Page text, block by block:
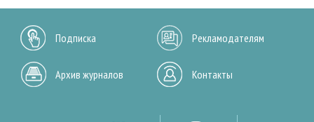
Подписка Рекламодателям
Архив журналов Контакты